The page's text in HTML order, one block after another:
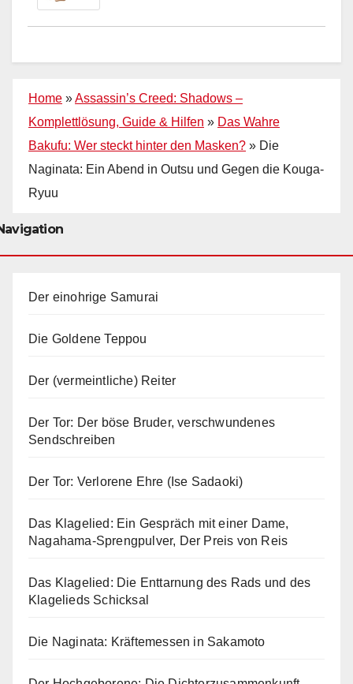
Home »Assassin’s Creed: Shadows –
Komplettlösung, Guide & Hilfen » Das Wahre
Bakufu: Wer steckt hinter den Masken? » Die
Naginata: Ein Abend in Outsu und Gegen die Kouga-
Ryuu
Der einohrige Samurai
Die Goldene Teppou
Der (vermeintliche) Reiter
Der Tor: Der böse Bruder, verschwundenes
Sendschreiben
Der Tor: Verlorene Ehre (Ise Sadaoki)
Das Klagelied: Ein Gespräch mit einer Dame,
Nagahama-Sprengpulver, Der Preis von Reis
Das Klagelied: Die Enttarnung des Rads und des
Klagelieds Schicksal
Die Naginata: Kräftemessen in Sakamoto